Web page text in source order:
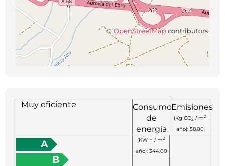
© OpenStreetMapcontributors
Muy eficiente
Consumo
de
energía
(KW h / m2
año): 344,00
Emisiones
(Kg CO2 / m2
año): 58,00
A
B